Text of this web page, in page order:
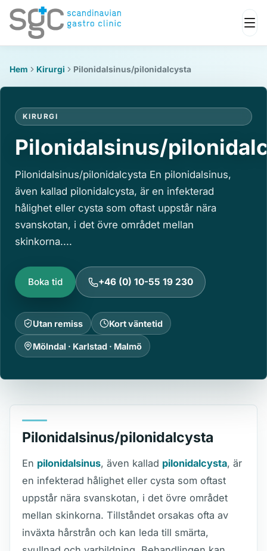
Hem Kirurgi Pilonidalsinus/pilonidalcysta
KIRURGI
Pilonidalsinus/
Pilonidalsinus/pilonidalcysta En pilonidalsinus,
även kallad pilonidalcysta, är en infekterad
hålighet eller cysta som oftast uppstår nära
svanskotan, i det övre området mellan
skinkorna....
Boka tid +46 (0) 10-55 19 230
Utan remiss Kort väntetid
Mölndal · Karlstad · Malmö
Pilonidalsinus/pilonidalcysta
En pilonidalsinus, även kallad pilonidalcysta, är
en infekterad hålighet eller cysta som oftast
uppstår nära svanskotan, i det övre området
mellan skinkorna. Tillståndet orsakas ofta av
inväxta hårstrån och kan leda till smärta,